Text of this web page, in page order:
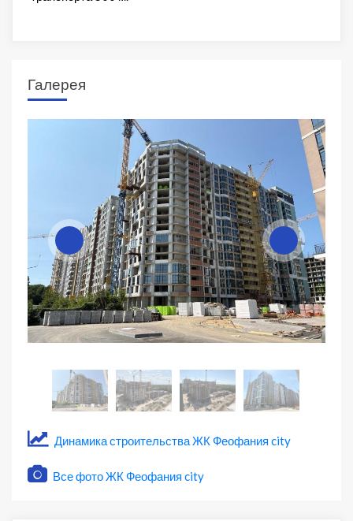
Галерея
Динамика строительства ЖК Феофания city
Все фото ЖК Феофания city